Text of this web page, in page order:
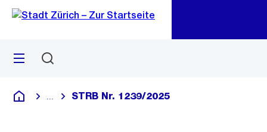
Navigation
Sprunglink
Menü
Deutsch
Blende alle Breadcrumbs ein
STRB Nr. 1239/2025